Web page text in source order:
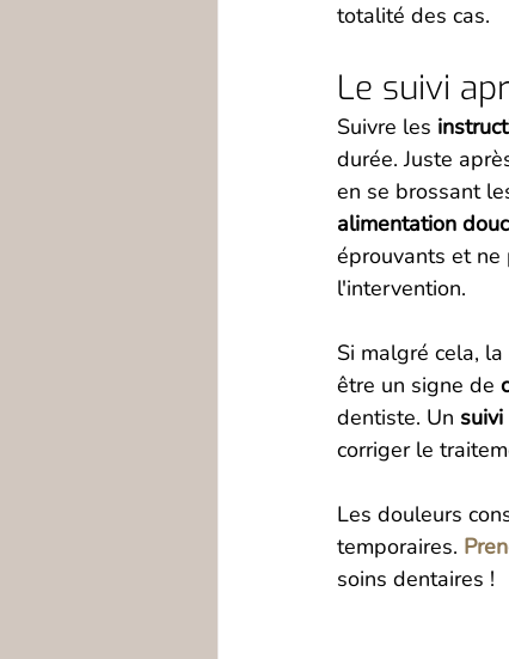
totalité des cas.
Le suivi
Suivre les
durée. Juste
en se brossant
alimentation
éprouvants et ne
l'intervention.
Si malgré cela,
être un signe de
dentiste. Un
corriger le
Les douleurs
temporaires.
soins dentaires !